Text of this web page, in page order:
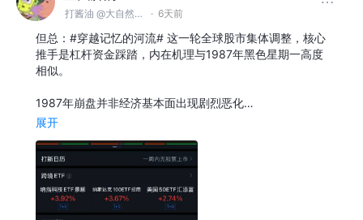
打酱油 @大自然空气搬运股份有限公司 · 6天前
但总：#穿越记忆的河流# 这一轮全球股市集体调整，核心
推手是杠杆资金踩踏，内在机理与1987年黑色星期一高度
相似。
1987年崩盘并非经济基本面出现剧烈恶化…
展开